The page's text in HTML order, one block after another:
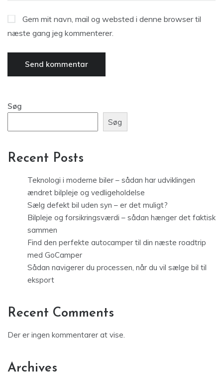
Gem mit navn, mail og websted i denne browser til
næste gang jeg kommenterer.
Søg
Søg
Recent Posts
Teknologi i moderne biler – sådan har udviklingen
ændret bilpleje og vedligeholdelse
Sælg defekt bil uden syn – er det muligt?
Bilpleje og forsikringsværdi – sådan hænger det faktisk
sammen
Find den perfekte autocamper til din næste roadtrip
med GoCamper
Sådan navigerer du processen, når du vil sælge bil til
eksport
Recent Comments
Der er ingen kommentarer at vise.
Archives